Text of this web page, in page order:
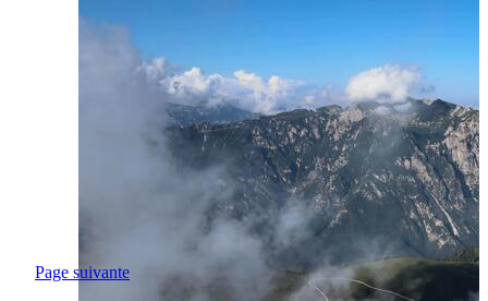
Page suivante